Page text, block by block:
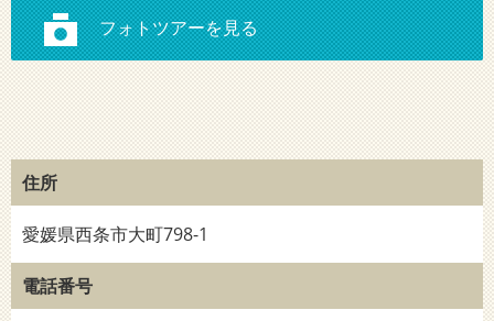
住所
愛媛県西条市大町798-1
電話番号